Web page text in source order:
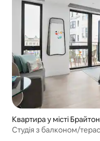
Квартира у місті Брайтон
Студія з балконом/